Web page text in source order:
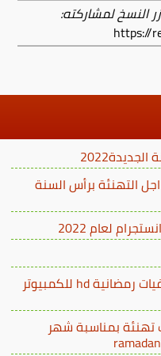
النسخ لمشاركته:
https://
من اجل التهنئة برأس السنة
لعام 2022
صور خلفيات فانوس رمضان 2021 خلفيات رمضانية hd للكمبيوتر
تهنئة بمناسبة شهر